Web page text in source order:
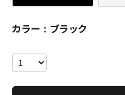
meeting_room
カラー ブラック